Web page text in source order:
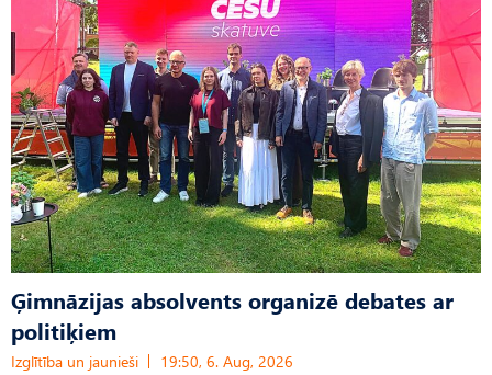
Ģimnāzijas absolvents organizē debates ar
politiķiem
Izglītība un jaunieši 19:50, 6. Aug, 2026